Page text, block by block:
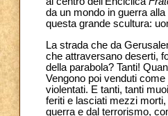
da un mondo in guerra
questa grande scultura:
La strada che da
che attraversano deserti,
della parabola? Tanti!
Vengono poi venduti
violentati. E tanti, tanti
feriti e lasciati mezzi
guerra e dal terrorismo,